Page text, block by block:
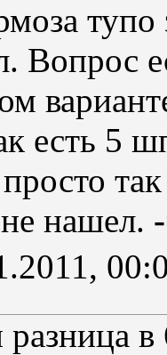
Вопрос
есть 5
нашел.
разница